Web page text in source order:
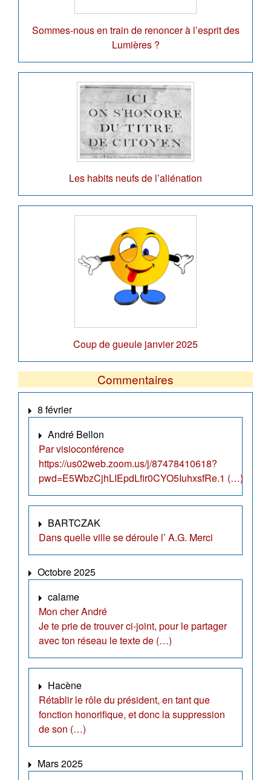
Sommes-nous en train de renoncer à l’esprit des
Lumières ?
Les habits neufs de l’aliénation
Coup de gueule janvier 2025
Commentaires
8 février
André Bellon
Par visioconférence
https://us02web.zoom.us/j/87478410618?
pwd=E5WbzCjhLIEpdLfir0CYO5IuhxsfRe.1 (…)
BARTCZAK
Dans quelle ville se déroule l’ A.G. Merci
Octobre 2025
calame
Mon cher André
Je te prie de trouver ci-joint, pour le partager
avec ton réseau le texte de (…)
Hacène
Rétablir le rôle du président, en tant que
fonction honorifique, et donc la suppression
de son (…)
Mars 2025